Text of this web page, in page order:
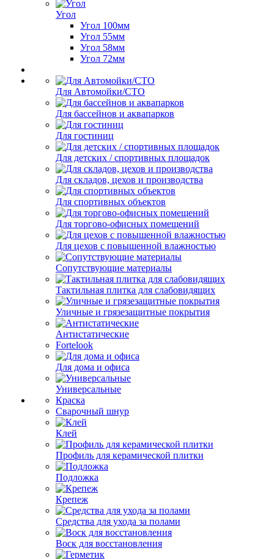
Угол
Угол 100мм
Угол 55мм
Угол 58мм
Угол 72мм
Для Автомойки/СТО
Для бассейнов и аквапарков
Для гостиниц
Для детских / спортивных площадок
Для складов, цехов и производства
Для спортивных объектов
Для торгово-офисных помещений
Для цехов с повышенной влажностью
Сопутствующие материалы
Тактильная плитка для слабовидящих
Уличные и грязезащитные покрытия
Антистатические
Fortelook
Для дома и офиса
Универсальные
Краска
Сварочный шнур
Клей
Профиль для керамической плитки
Подложка
Крепеж
Средства для ухода за полами
Воск для восстановления